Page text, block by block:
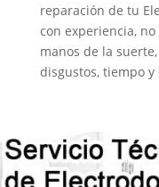
reparación de tu
con experiencia,
manos de la
disgustos, tiempo y